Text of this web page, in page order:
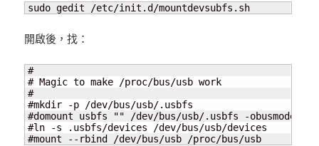
sudo gedit /etc/init.d/mountdevsubfs.sh
開啟後，找：
#
# Magic to make /proc/bus/usb work
#
#mkdir -p /dev/bus/usb/.usbfs
#domount usbfs "" /dev/bus/usb/.usbfs -
#ln -s .usbfs/devices /dev/bus/usb/devices
#mount --rbind /dev/bus/usb /proc/bus/usb